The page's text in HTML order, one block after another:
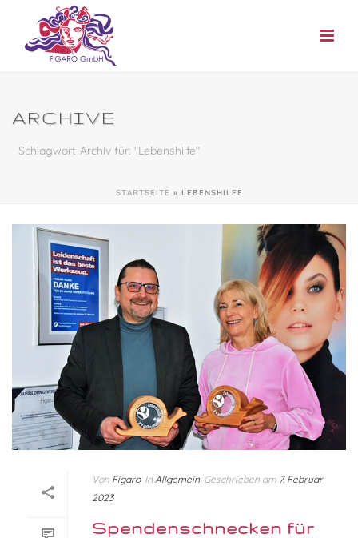
ARCHIVE
Schlagwort-Archiv für: "Lebenshilfe"
STARTSEITE » LEBENSHILFE
Von Figaro In Allgemein Geschrieben am 7. Februar
2023
Spendenschnecken für